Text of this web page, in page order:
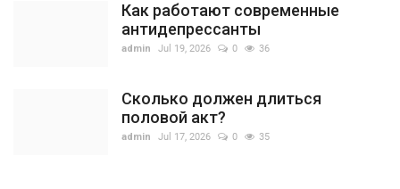
Как работают современные
антидепрессанты
admin Jul 19, 2026 0 36
Сколько должен длиться
половой акт?
admin Jul 17, 2026 0 35